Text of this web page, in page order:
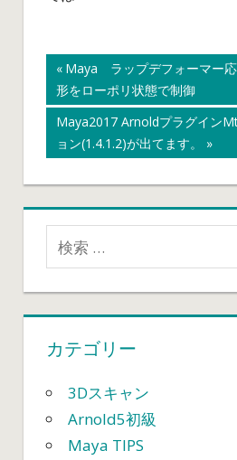
キャラクタ クイックリグ ジョイ
セットアップ術
ミラー 人体
投
稿
ビ
ゲ
ー
ン
前
の
記
事:
Maya ラップデフォーマー
形をローポリ状態で制御
次
の
事:
Maya2017 Arnoldプラグイン
ョン(1.4.1.2)が出てます。
カテゴリー
3Dスキャン
Arnold5初級
Maya TIPS